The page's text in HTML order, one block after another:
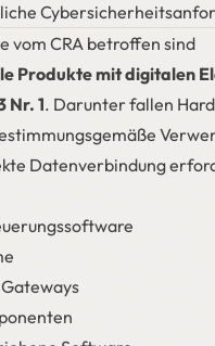
vom CRA betroffen sind
Produkte mit digitalen
Nr. 1. Darunter fallen
Datenverbindung